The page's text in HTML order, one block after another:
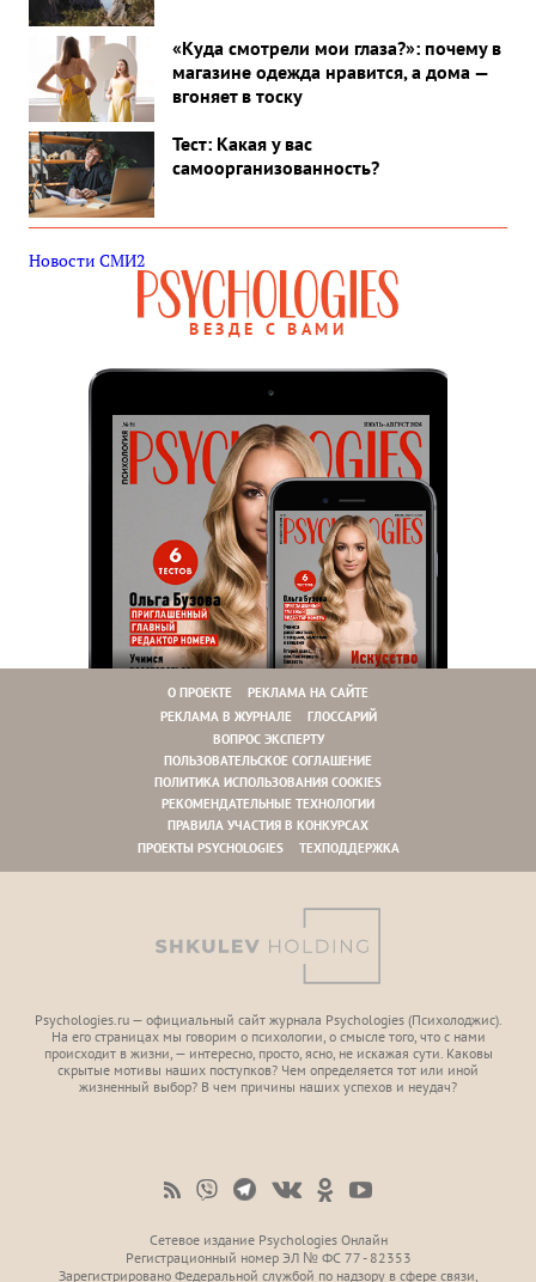
«Куда смотрели мои глаза?»: почему в
магазине одежда нравится, а дома —
вгоняет в тоску
Тест: Какая у вас
самоорганизованность?
Новости СМИ2
ВЕЗДЕ С ВАМИ
О ПРОЕКТЕ
РЕКЛАМА НА САЙТЕ
РЕКЛАМА В ЖУРНАЛЕ
ГЛОССАРИЙ
ВОПРОС ЭКСПЕРТУ
ПОЛЬЗОВАТЕЛЬСКОЕ СОГЛАШЕНИЕ
ПОЛИТИКА ИСПОЛЬЗОВАНИЯ COOKIES
РЕКОМЕНДАТЕЛЬНЫЕ ТЕХНОЛОГИИ
ПРАВИЛА УЧАСТИЯ В КОНКУРСАХ
ПРОЕКТЫ PSYCHOLOGIES
ТЕХПОДДЕРЖКА
Psychologies.ru — официальный сайт журнала Psychologies (Психoлоджиc).
На его страницах мы говорим о психологии, о смысле того, что с нами
происходит в жизни, — интересно, просто, ясно, не искажая сути. Каковы
скрытые мотивы наших поступков? Чем определяется тот или иной
жизненный выбор? В чем причины наших успехов и неудач?
Сетевое издание Psychologies Онлайн
Регистрационный номер ЭЛ № ФС 77 - 82353
Зарегистрировано Федеральной службой по надзору в сфере связи,